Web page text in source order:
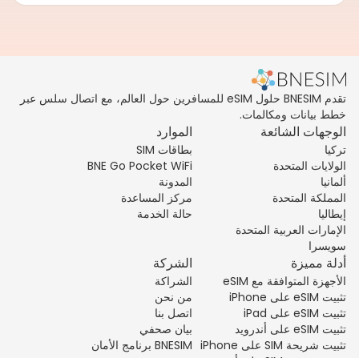
تقدم BNESIM حلول eSIM للمسافرين حول العالم، مع اتصال سلس عبر
خطط بيانات ومكالمات.
الوجهات الشائعة
تركيا
الولايات المتحدة
ألمانيا
المملكة المتحدة
إيطاليا
الإمارات العربية المتحدة
سويسرا
الموارد
بطاقات SIM
BNE Go Pocket WiFi
المدونة
مركز المساعدة
حالة الخدمة
أدلة مميزة
الأجهزة المتوافقة مع eSIM
تثبيت eSIM على iPhone
تثبيت eSIM على iPad
تثبيت eSIM على أندرويد
تثبيت شريحة SIM على iPhone
الشركة
الشراكة
من نحن
اتصل بنا
بيان صحفي
BNESIM برنامج الأمان